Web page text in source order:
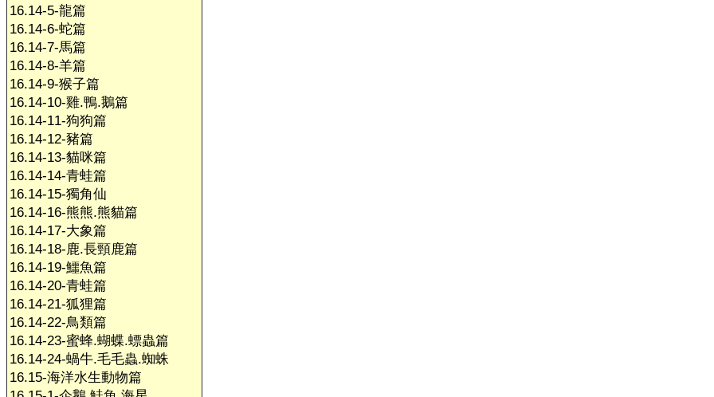
16.14-5-龍篇
16.14-6-蛇篇
16.14-7-馬篇
16.14-8-羊篇
16.14-9-猴子篇
16.14-10-雞.鴨.鵝篇
16.14-11-狗狗篇
16.14-12-豬篇
16.14-13-貓咪篇
16.14-14-青蛙篇
16.14-15-獨角仙
16.14-16-熊熊.熊貓篇
16.14-17-大象篇
16.14-18-鹿.長頸鹿篇
16.14-19-鱷魚篇
16.14-20-青蛙篇
16.14-21-狐狸篇
16.14-22-鳥類篇
16.14-23-蜜蜂.蝴蝶.螵蟲篇
16.14-24-蝸牛.毛毛蟲.蜘蛛
16.15-海洋水生動物篇